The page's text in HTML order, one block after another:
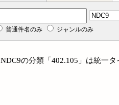
普通件名のみ ジャンルのみ
NDC9の分類「402.105」は統一